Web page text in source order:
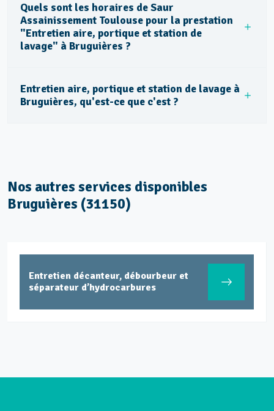
Quels sont les horaires de Saur
Assainissement Toulouse pour la prestation
"Entretien aire, portique et station de
lavage" à Bruguières ?
Entretien aire, portique et station de lavage à
Bruguières, qu'est-ce que c'est ?
Nos autres services disponibles
Bruguières (31150)
Entretien décanteur, débourbeur et
séparateur d’hydrocarbures